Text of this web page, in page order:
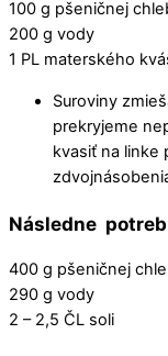
100 g pšeničnej
200 g vody
1 PL materského
Suroviny
prekryjeme
kvasiť na linke
Následne
400 g pšeničnej
290 g vody
2 – 2,5 ČL soli